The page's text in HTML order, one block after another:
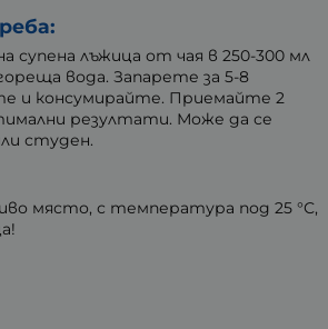
супена лъжица от чая в 250-300 мл
вода. Запарете за 5-8
и консумирайте. Приемайте 2
резултати. Може да се
студен.
място, с температура под 25 °С,